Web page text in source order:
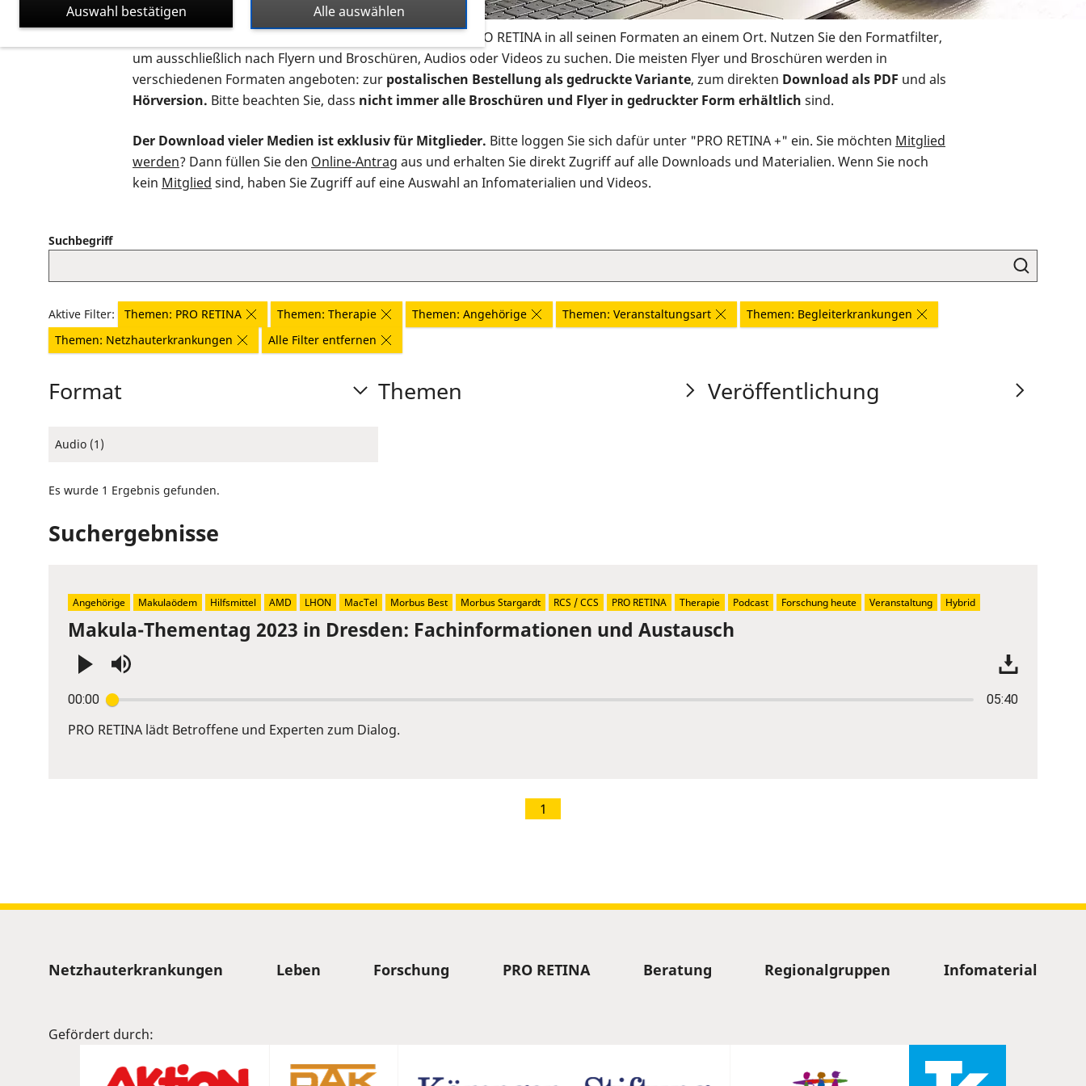
Auf dieser Seite finden Sie sämtliches Infomaterial der PRO RETINA in all seinen Formaten an einem Ort. Nutzen Sie den Formatfilter,
um ausschließlich nach Flyern und Broschüren, Audios oder Videos zu suchen. Die meisten Flyer und Broschüren werden in
verschiedenen Formaten angeboten: zur postalischen Bestellung als gedruckte Variante, zum direkten Download als PDF und als
Hörversion. Bitte beachten Sie, dass nicht immer alle Broschüren und Flyer in gedruckter Form erhältlich sind.
Der Download vieler Medien ist exklusiv für Mitglieder. Bitte loggen Sie sich dafür unter "PRO RETINA +" ein. Sie möchten Mitglied
werden? Dann füllen Sie den Online-Antrag aus und erhalten Sie direkt Zugriff auf alle Downloads und Materialien. Wenn Sie noch
kein Mitglied sind, haben Sie Zugriff auf eine Auswahl an Infomaterialien und Videos.
Suchbegriff
Aktive Filter: Themen: PRO RETINA Themen: Therapie Themen: Angehörige Themen: Veranstaltungsart
Themen: Begleiterkrankungen
Themen: Netzhauterkrankungen
Alle Filter entfernen
Format
Audio (1)
Themen Veröffentlichung
Es wurde 1 Ergebnis gefunden.
Suchergebnisse
Makula-Thementag 2023 in Dresden: Fachinformationen und Austausch
00:00 05:40
Enter
or
PRO RETINA lädt Betroffene und Experten zum Dialog.
Angehörige Makulaödem Hilfsmittel AMD LHON MacTel Morbus Best Morbus Stargardt RCS / CCS PRO RETINA Therapie Podcast Forschung heute Veranstaltung Hybrid
1
Sitemap
Netzhauterkrankungen Leben Forschung PRO RETINA Beratung Regionalgruppen Infomaterial
Gefördert durch:
Alle auswählen
Auswahl bestätigen